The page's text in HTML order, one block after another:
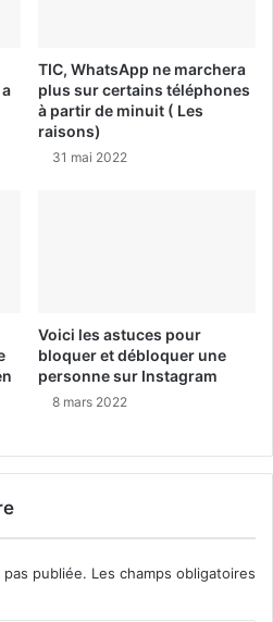
TIC, WhatsApp ne marchera
plus sur certains téléphones
à partir de minuit ( Les
raisons)
31 mai 2022
Voici les astuces pour
bloquer et débloquer une
personne sur Instagram
8 mars 2022
publiée. Les champs obligatoires